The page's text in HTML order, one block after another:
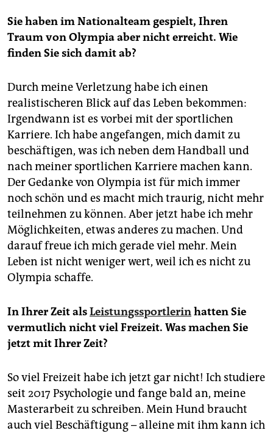
Sie haben im Nationalteam gespielt, Ihren
Traum von Olympia aber nicht erreicht. Wie
finden Sie sich damit ab?
Durch meine Verletzung habe ich einen
realistischeren Blick auf das Leben bekommen:
Irgendwann ist es vorbei mit der sportlichen
Karriere. Ich habe angefangen, mich damit zu
beschäftigen, was ich neben dem Handball und
nach meiner sportlichen Karriere machen kann.
Der Gedanke von Olympia ist für mich immer
noch schön und es macht mich traurig, nicht mehr
teilnehmen zu können. Aber jetzt habe ich mehr
Möglichkeiten, etwas anderes zu machen. Und
darauf freue ich mich gerade viel mehr. Mein
Leben ist nicht weniger wert, weil ich es nicht zu
Olympia schaffe.
In Ihrer Zeit alsLeistungssportlerinhatten Sie
vermutlich nicht viel Freizeit. Was machen Sie
jetzt mit Ihrer Zeit?
So viel Freizeit habe ich jetzt gar nicht! Ich studiere
seit 2017 Psychologie und fange bald an, meine
Masterarbeit zu schreiben. Mein Hund braucht
auch viel Beschäftigung – alleine mit ihm kann ich